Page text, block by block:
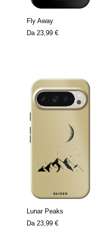
Fly Away
Da 23,99 €
Lunar Peaks
Da 23,99 €